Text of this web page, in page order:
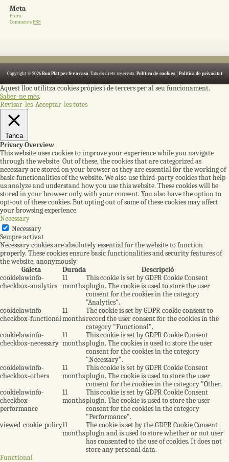
Meta
Entra
CommentsRSS
Copyright © 2026 Bon Plat per fer a casa. Tots els drets reservats. Política de cookies| Política de privacitat
Aquest lloc utilitza cookies pròpies i de tercers per al seu funcionament.
Saber-ne més.
Revisar-les Acceptar-les totes
Tanca
Privacy Overview
This website uses cookies to improve your experience while you navigate
through the website. Out of these, the cookies that are categorized as
necessary are stored on your browser as they are essential for the working of
basic functionalities of the website. We also use third-party cookies that help
us analyze and understand how you use this website. These cookies will be
stored in your browser only with your consent. You also have the option to
opt-out of these cookies. But opting out of some of these cookies may affect
your browsing experience.
Necessary
Necessary
Sempre activat
Necessary cookies are absolutely essential for the website to function
properly. These cookies ensure basic functionalities and security features of
the website, anonymously.
Galeta
Durada
Descripció
cookielawinfo-
checkbox-analytics
11
months
This cookie is set by GDPR Cookie Consent
plugin. The cookie is used to store the user
consent for the cookies in the category
"Analytics".
cookielawinfo-
checkbox-functional
11
months
The cookie is set by GDPR cookie consent to
record the user consent for the cookies in the
category "Functional".
cookielawinfo-
checkbox-necessary
11
months
This cookie is set by GDPR Cookie Consent
plugin. The cookies is used to store the user
consent for the cookies in the category
"Necessary".
cookielawinfo-
checkbox-others
11
months
This cookie is set by GDPR Cookie Consent
plugin. The cookie is used to store the user
consent for the cookies in the category "Other.
cookielawinfo-
checkbox-
performance
11
months
This cookie is set by GDPR Cookie Consent
plugin. The cookie is used to store the user
consent for the cookies in the category
"Performance".
viewed_cookie_policy11
months
The cookie is set by the GDPR Cookie Consent
plugin and is used to store whether or not user
has consented to the use of cookies. It does not
store any personal data.
Functional